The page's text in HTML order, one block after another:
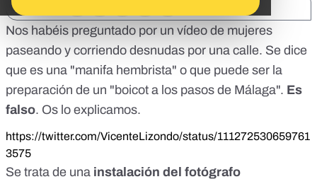
Nos habéis preguntado por un vídeo de mujeres
paseando y corriendo desnudas por una calle. Se dice
que es una "manifa hembrista" o que puede ser la
preparación de un "boicot a los pasos de Málaga". Es
falso. Os lo explicamos.
https://twitter.com/VicenteLizondo/status/111272530659761
3575
Se trata de una instalación del fotógrafo